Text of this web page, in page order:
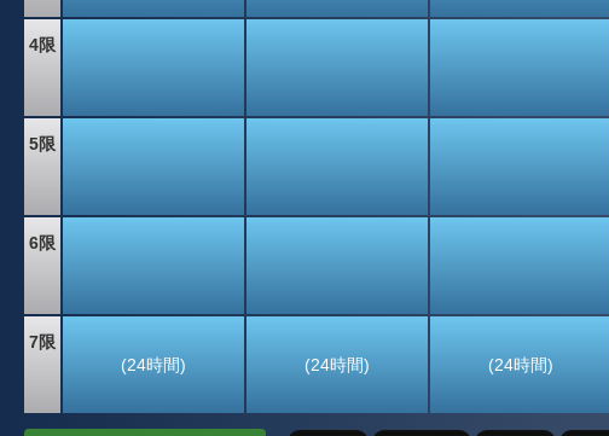
4限
5限
6限
7限
(24時間) (24時間) (24時間)